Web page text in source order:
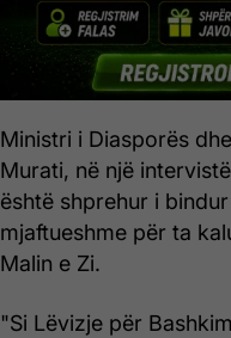
Ministri i Diasporës
Murati, në një
është shprehur i
mjaftueshme për ta
Malin e Zi.
"Si Lëvizje për